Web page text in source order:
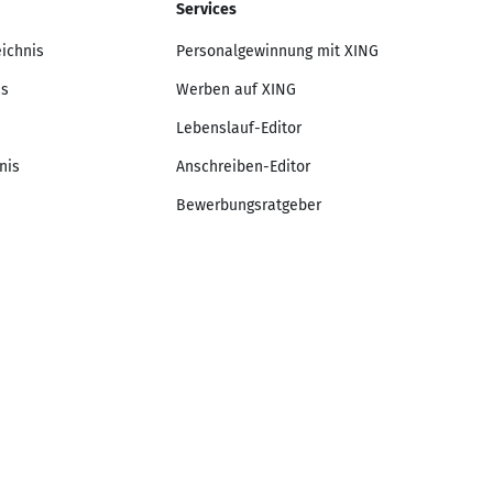
Services
Personalgewinnung mit XING
Werben auf XING
Lebenslauf-Editor
Anschreiben-Editor
Bewerbungsratgeber